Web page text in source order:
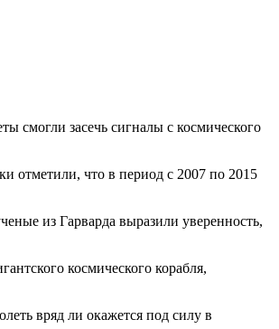
смогли засечь сигналы с космического
отметили, что в период с 2007 по 2015
из Гарварда выразили уверенность,
космического корабля,
вряд ли окажется под силу в